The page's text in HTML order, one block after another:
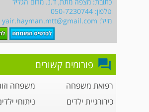
טלפון: 050-7230744
מייל: yair.hayman.mtt@gmail.com
פורומים קשורים
רפואת משפחה
משפחה
כירורגיית ילדים
ניתוחי